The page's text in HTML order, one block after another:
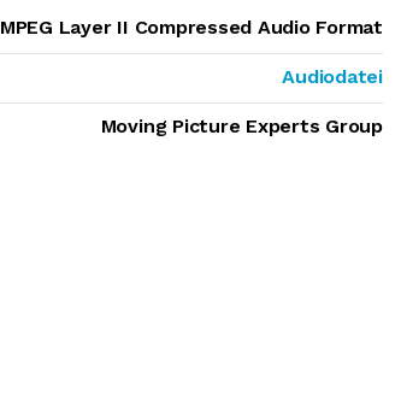
MPEG Layer II Compressed Audio Format
Audiodatei
Moving Picture Experts Group